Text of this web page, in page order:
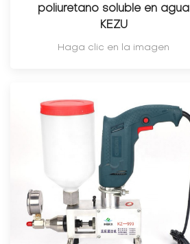
poliuretano soluble en agua
KEZU
Haga clic en la imagen